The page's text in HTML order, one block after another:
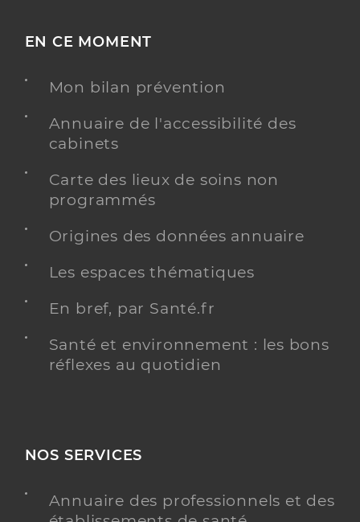
EN CE MOMENT
Mon bilan prévention
Annuaire de l'accessibilité des
cabinets
Carte des lieux de soins non
programmés
Origines des données annuaire
Les espaces thématiques
En bref, par Santé.fr
Santé et environnement : les bons
réflexes au quotidien
NOS SERVICES
Annuaire des professionnels et des